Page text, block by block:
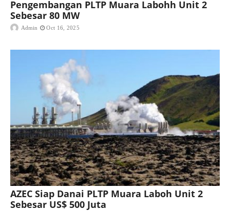
Pengembangan PLTP Muara Labohh Unit 2
Sebesar 80 MW
Admin Oct 16, 2025
AZEC Siap Danai PLTP Muara Laboh Unit 2
Sebesar US$ 500 Juta